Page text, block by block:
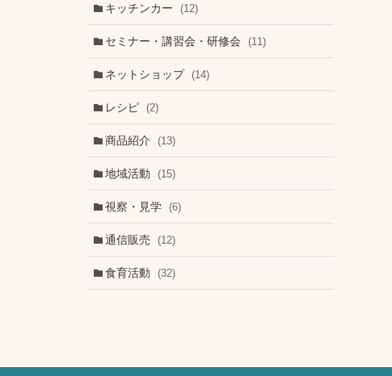
キッチンカー (12)
セミナー・講習会・研修会 (11)
ネットショップ (14)
レシピ (2)
商品紹介 (13)
地域活動 (15)
視察・見学 (6)
通信販売 (12)
食育活動 (32)